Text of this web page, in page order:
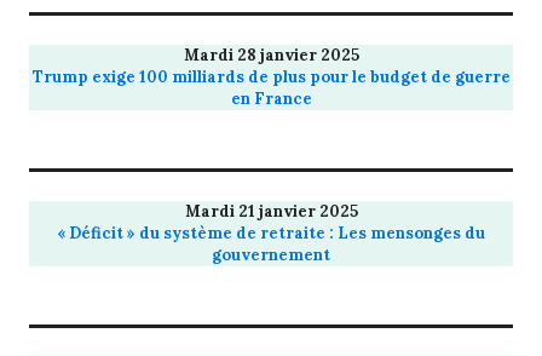
Mardi 28 janvier 2025
Trump exige 100 milliards de plus pour le budget de guerre
en France
Mardi 21 janvier 2025
« Déficit » du système de retraite : Les mensonges du
gouvernement